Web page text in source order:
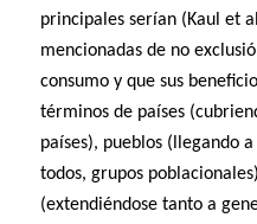
principales serían (Kaul et
mencionadas de no
consumo y que sus
términos de países
países), pueblos (llegando
todos, grupos
(extendiéndose tanto a